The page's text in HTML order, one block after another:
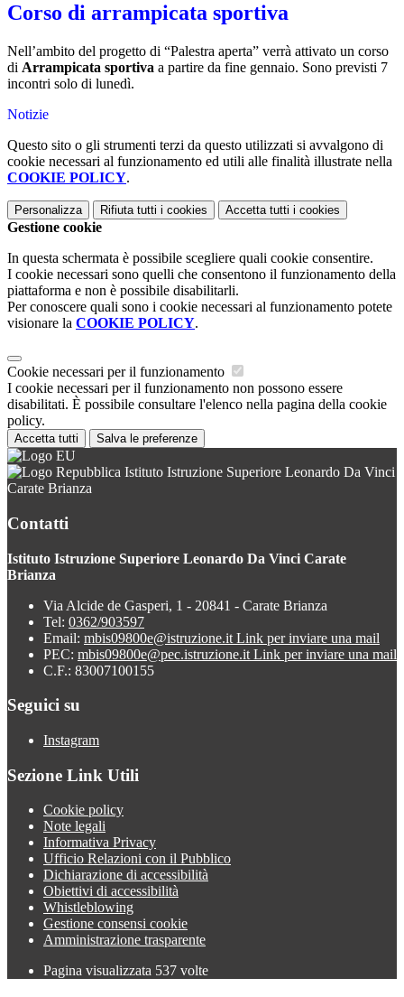
Corso di arrampicata sportiva
Nell’ambito del progetto di “Palestra aperta” verrà attivato un corso
di Arrampicata sportiva a partire da fine gennaio. Sono previsti 7
incontri solo di lunedì.
Notizie
Questo sito o gli strumenti terzi da questo utilizzati si avvalgono di
cookie necessari al funzionamento ed utili alle finalità illustrate nella
COOKIE POLICY.
Personalizza Rifiuta tutti i cookies Accetta tutti i cookies
Gestione cookie
In questa schermata è possibile scegliere quali cookie consentire.
I cookie necessari sono quelli che consentono il funzionamento della
piattaforma e non è possibile disabilitarli.
Per conoscere quali sono i cookie necessari al funzionamento potete
visionare la COOKIE POLICY.
Cookie necessari per il funzionamento
I cookie necessari per il funzionamento non possono essere
disabilitati. È possibile consultare l'elenco nella pagina della cookie
policy.
Accetta tutti Salva le preferenze
Istituto Istruzione Superiore Leonardo Da Vinci
Carate Brianza
Contatti
Istituto Istruzione Superiore Leonardo Da Vinci Carate
Brianza
Via Alcide de Gasperi, 1 - 20841 - Carate Brianza
Tel: 0362/903597
Email: mbis09800e@istruzione.it Link per inviare una mail
PEC: mbis09800e@pec.istruzione.it Link per inviare una mail
C.F.: 83007100155
Seguici su
Instagram
Sezione Link Utili
Cookie policy
Note legali
Informativa Privacy
Ufficio Relazioni con il Pubblico
Dichiarazione di accessibilità
Obiettivi di accessibilità
Whistleblowing
Gestione consensi cookie
Amministrazione trasparente
Pagina visualizzata 537 volte